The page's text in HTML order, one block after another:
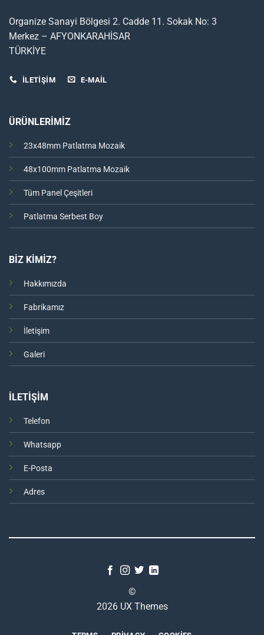
Organize Sanayi Bölgesi 2. Cadde 11. Sokak No: 3
Merkez – AFYONKARAHİSAR
TÜRKİYE
İLETİŞİM E-MAIL
ÜRÜNLERİMİZ
23x48mm Patlatma Mozaik
48x100mm Patlatma Mozaik
Tüm Panel Çeşitleri
Patlatma Serbest Boy
BİZ KİMİZ?
Hakkımızda
Fabrikamız
İletişim
Galeri
İLETİŞİM
Telefon
Whatsapp
E-Posta
Adres
©
2026 UX Themes